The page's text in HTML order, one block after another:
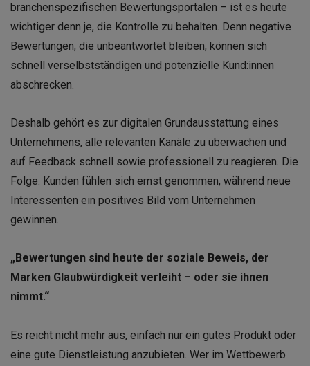
branchenspezifischen Bewertungsportalen – ist es heute
wichtiger denn je, die Kontrolle zu behalten. Denn negative
Bewertungen, die unbeantwortet bleiben, können sich
schnell verselbstständigen und potenzielle Kund:innen
abschrecken.
Deshalb gehört es zur digitalen Grundausstattung eines
Unternehmens, alle relevanten Kanäle zu überwachen und
auf Feedback schnell sowie professionell zu reagieren. Die
Folge: Kunden fühlen sich ernst genommen, während neue
Interessenten ein positives Bild vom Unternehmen
gewinnen.
„Bewertungen sind heute der soziale Beweis, der
Marken Glaubwürdigkeit verleiht – oder sie ihnen
nimmt.“
Es reicht nicht mehr aus, einfach nur ein gutes Produkt oder
eine gute Dienstleistung anzubieten. Wer im Wettbewerb